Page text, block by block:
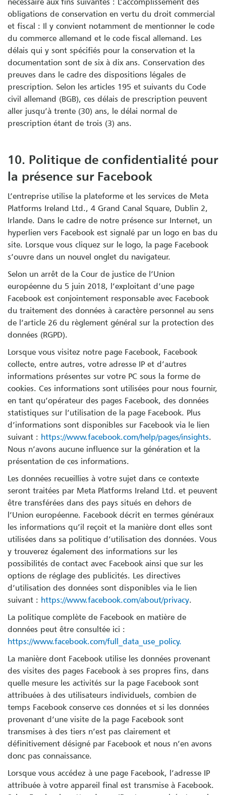
obligations de conservation en vertu du droit commercial
et fiscal : Il y convient notamment de mentionner le code
du commerce allemand et le code fiscal allemand. Les
délais qui y sont spécifiés pour la conservation et la
documentation sont de six à dix ans. Conservation des
preuves dans le cadre des dispositions légales de
prescription. Selon les articles 195 et suivants du Code
civil allemand (BGB), ces délais de prescription peuvent
aller jusqu’à trente (30) ans, le délai normal de
prescription étant de trois (3) ans.
10. Politique de confidentialité pour
la présence sur Facebook
L’entreprise utilise la plateforme et les services de Meta
Platforms Ireland Ltd., 4 Grand Canal Square, Dublin 2,
Irlande. Dans le cadre de notre présence sur Internet, un
hyperlien vers Facebook est signalé par un logo en bas du
site. Lorsque vous cliquez sur le logo, la page Facebook
s’ouvre dans un nouvel onglet du navigateur.
Selon un arrêt de la Cour de justice de l’Union
européenne du 5 juin 2018, l’exploitant d’une page
Facebook est conjointement responsable avec Facebook
du traitement des données à caractère personnel au sens
de l’article 26 du règlement général sur la protection des
données (RGPD).
Lorsque vous visitez notre page Facebook, Facebook
collecte, entre autres, votre adresse IP et d’autres
informations présentes sur votre PC sous la forme de
cookies. Ces informations sont utilisées pour nous fournir,
en tant qu’opérateur des pages Facebook, des données
statistiques sur l’utilisation de la page Facebook. Plus
d’informations sont disponibles sur Facebook via le lien
suivant : https://www.facebook.com/help/pages/insights.
Nous n’avons aucune influence sur la génération et la
présentation de ces informations.
Les données recueillies à votre sujet dans ce contexte
seront traitées par Meta Platforms Ireland Ltd. et peuvent
être transférées dans des pays situés en dehors de
l’Union européenne. Facebook décrit en termes généraux
les informations qu’il reçoit et la manière dont elles sont
utilisées dans sa politique d’utilisation des données. Vous
y trouverez également des informations sur les
possibilités de contact avec Facebook ainsi que sur les
options de réglage des publicités. Les directives
d’utilisation des données sont disponibles via le lien
suivant : https://www.facebook.com/about/privacy.
La politique complète de Facebook en matière de
données peut être consultée ici :
https://www.facebook.com/full_data_use_policy.
La manière dont Facebook utilise les données provenant
des visites des pages Facebook à ses propres fins, dans
quelle mesure les activités sur la page Facebook sont
attribuées à des utilisateurs individuels, combien de
temps Facebook conserve ces données et si les données
provenant d’une visite de la page Facebook sont
transmises à des tiers n’est pas clairement et
définitivement désigné par Facebook et nous n’en avons
donc pas connaissance.
Lorsque vous accédez à une page Facebook, l’adresse IP
attribuée à votre appareil final est transmise à Facebook.